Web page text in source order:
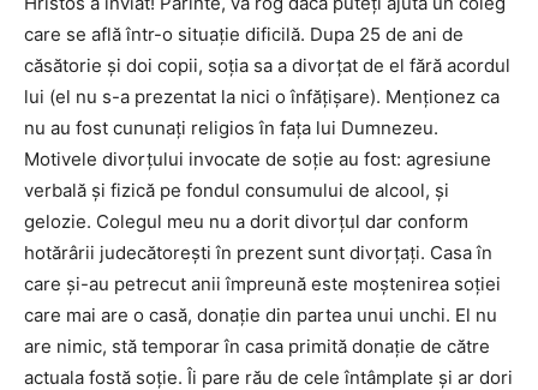
care se află într-o situație dificilă. Dupa 25 de ani de
căsătorie și doi copii, soția sa a divorțat de el fără acordul
lui (el nu s-a prezentat la nici o înfățișare). Menționez ca
nu au fost cununați religios în fața lui Dumnezeu.
Motivele divorțului invocate de soție au fost: agresiune
verbală și fizică pe fondul consumului de alcool, și
gelozie. Colegul meu nu a dorit divorțul dar conform
hotărârii judecătorești în prezent sunt divorțați. Casa în
care și-au petrecut anii împreună este moștenirea soției
care mai are o casă, donație din partea unui unchi. El nu
are nimic, stă temporar în casa primită donație de către
actuala fostă soție. Îi pare rău de cele întâmplate și ar dori